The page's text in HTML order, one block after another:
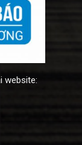
website: